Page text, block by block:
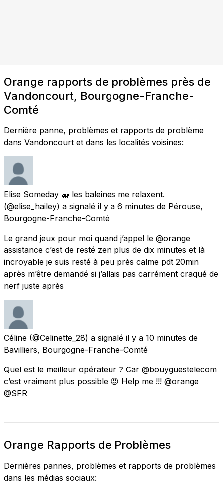
Orange rapports de problèmes près de
Vandoncourt, Bourgogne-Franche-
Comté
Dernière panne, problèmes et rapports de problème
dans Vandoncourt et dans les localités voisines:
Elise Someday 🐳 les baleines me relaxent.
(@elise_hailey) a signalé il y a 6 minutes de Pérouse,
Bourgogne-Franche-Comté
Le grand jeux pour moi quand j’appel le @orange
assistance c’est de resté zen plus de dix minutes et là
incroyable je suis resté à peu près calme pdt 20min
après m’être demandé si j’allais pas carrément craqué de
nerf juste après
Céline (@Celinette_28) a signalé il y a 10 minutes de
Bavilliers, Bourgogne-Franche-Comté
Quel est le meilleur opérateur ? Car @bouyguestelecom
c’est vraiment plus possible 😡 Help me !!! @orange
@SFR
Orange Rapports de Problèmes
Dernières pannes, problèmes et rapports de problèmes
dans les médias sociaux: